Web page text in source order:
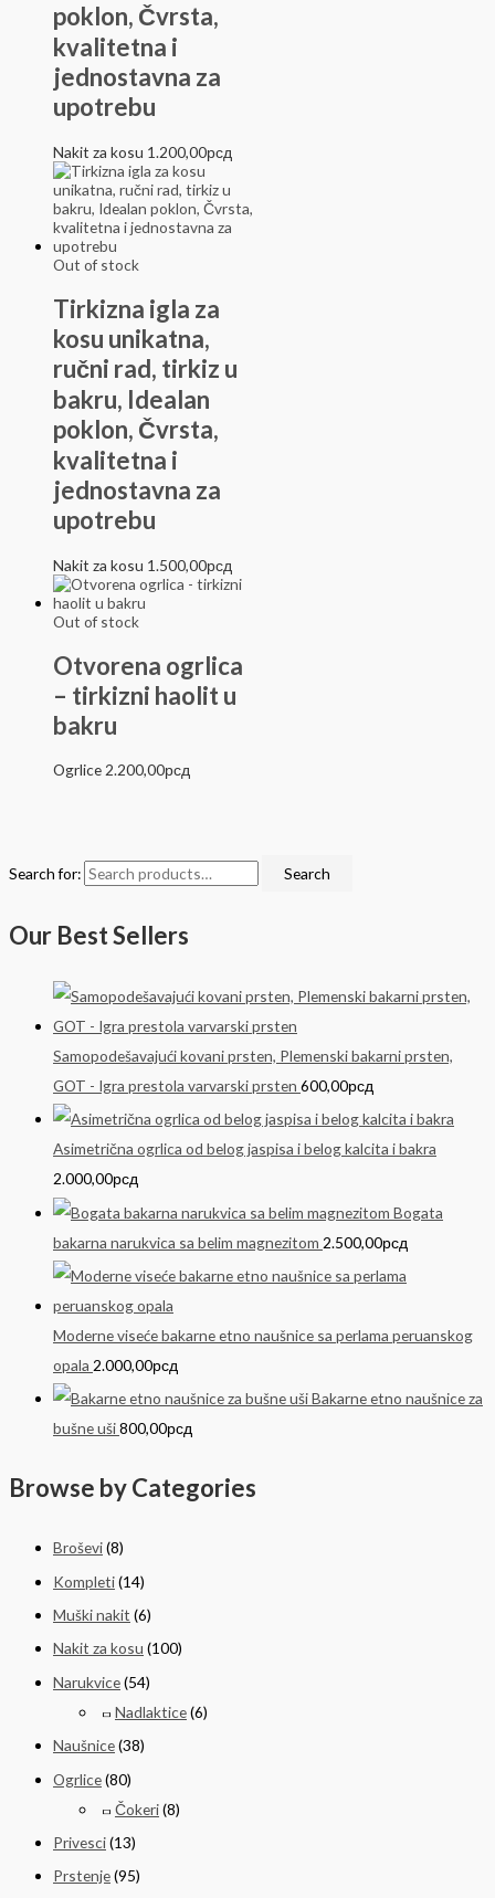
Search for: Search
Our Best Sellers
Samopodešavajući kovani prsten, Plemenski bakarni prsten,
GOT - Igra prestola varvarski prsten 600,00рсд
Asimetrična ogrlica od belog jaspisa i belog kalcita i bakra
2.000,00рсд
Bogata
bakarna narukvica sa belim magnezitom 2.500,00рсд
Moderne viseće bakarne etno naušnice sa perlama peruanskog
opala 2.000,00рсд
Bakarne etno naušnice za
bušne uši800,00рсд
Browse by Categories
Broševi(8)
Kompleti(14)
Muški nakit (6)
Nakit za kosu (100)
Narukvice(54)
Nadlaktice(6)
Naušnice(38)
Ogrlice(80)
Čokeri(8)
Privesci(13)
Prstenje(95)
poklon, Čvrsta,
kvalitetna i
jednostavna za
upotrebu
Nakit za kosu 1.200,00рсд
Out of stock
Tirkizna igla za
kosu unikatna,
ručni rad, tirkiz u
bakru, Idealan
poklon, Čvrsta,
kvalitetna i
jednostavna za
upotrebu
Nakit za kosu 1.500,00рсд
Out of stock
Otvorena ogrlica
– tirkizni haolit u
bakru
Ogrlice2.200,00рсд